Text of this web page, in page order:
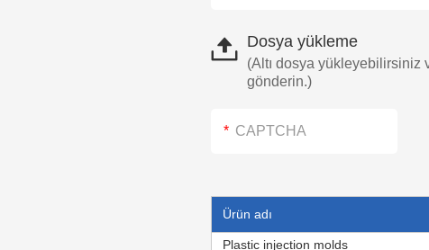
Dosya yükleme
(Altı dosya yükleyebilirsiniz
gönderin.)
Ürün adı
Plastic injection molds